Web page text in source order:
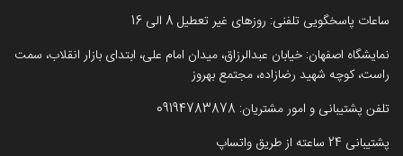
ساعات پاسخگویی تلفنی: روزهای غیر تعطیل 8 الی 16
نمایشگاه اصفهان: خیابان عبدالرزاق، میدان امام علی، ابتدای بازار انقلاب، سمت
راست، کوچه شهید رضازاده، مجتمع بهروز
تلفن پشتیبانی و امور مشتریان: 09194783878
پشتیبانی 24 ساعته از طریق واتساپ